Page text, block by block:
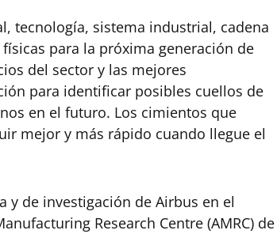
tecnología, sistema industrial, cadena
para la próxima generación de
del sector y las mejores
para identificar posibles cuellos de
en el futuro. Los cimientos que
mejor y más rápido cuando llegue el
y de investigación de Airbus en el
Research Centre (AMRC) de